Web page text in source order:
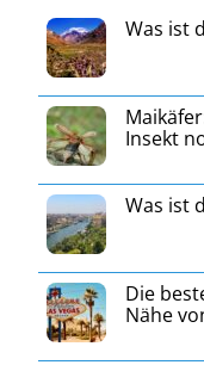
Was ist
Insekt
Was ist
Die
Nähe